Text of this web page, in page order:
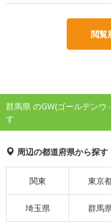
閲覧
群馬県 のGW(ゴールデン
す
周辺の都道府県から探す
関東 東京
埼玉県 群馬